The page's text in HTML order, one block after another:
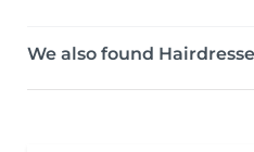
We also found